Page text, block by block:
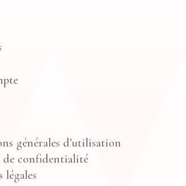
générales d’utilisation
de confidentialité